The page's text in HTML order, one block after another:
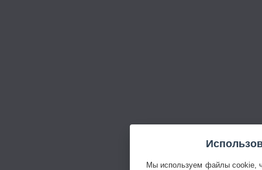
Мы используем файлы cookie,